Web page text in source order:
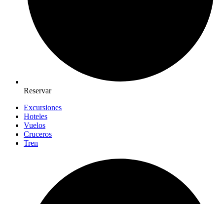
Reservar
Excursiones
Hoteles
Vuelos
Cruceros
Tren